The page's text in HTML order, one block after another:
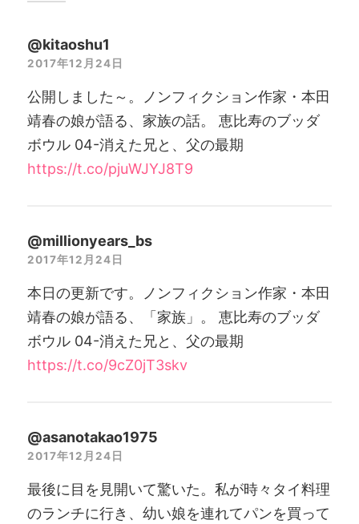
@kitaoshu1
2017年12月24日
公開しました～。ノンフィクション作家・本田
靖春の娘が語る、家族の話。 恵比寿のブッダ
ボウル 04-消えた兄と、父の最期
https://t.co/pjuWJYJ8T9
@millionyears_bs
2017年12月24日
本日の更新です。ノンフィクション作家・本田
靖春の娘が語る、「家族」。 恵比寿のブッダ
ボウル 04-消えた兄と、父の最期
https://t.co/9cZ0jT3skv
@asanotakao1975
2017年12月24日
最後に目を見開いて驚いた。私が時々タイ料理
のランチに行き、幼い娘を連れてパンを買って